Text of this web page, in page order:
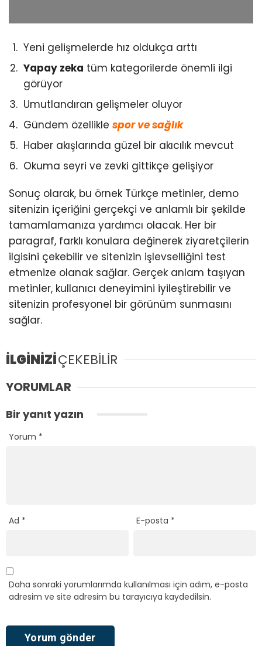
Yeni gelişmelerde hız oldukça arttı
Yapay zeka tüm kategorilerde önemli ilgi
görüyor
Umutlandıran gelişmeler oluyor
Gündem özellikle spor ve sağlık
Haber akışlarında güzel bir akıcılık mevcut
Okuma seyri ve zevki gittikçe gelişiyor
Sonuç olarak, bu örnek Türkçe metinler, demo
sitenizin içeriğini gerçekçi ve anlamlı bir şekilde
tamamlamanıza yardımcı olacak. Her bir
paragraf, farklı konulara değinerek ziyaretçilerin
ilgisini çekebilir ve sitenizin işlevselliğini test
etmenize olanak sağlar. Gerçek anlam taşıyan
metinler, kullanıcı deneyimini iyileştirebilir ve
sitenizin profesyonel bir görünüm sunmasını
sağlar.
İLGİNİZİÇEKEBİLİR
YORUMLAR
Bir yanıt yazın
Yorum *
Ad * E-posta *
Daha sonraki yorumlarımda kullanılması için adım, e-posta
adresim ve site adresim bu tarayıcıya kaydedilsin.